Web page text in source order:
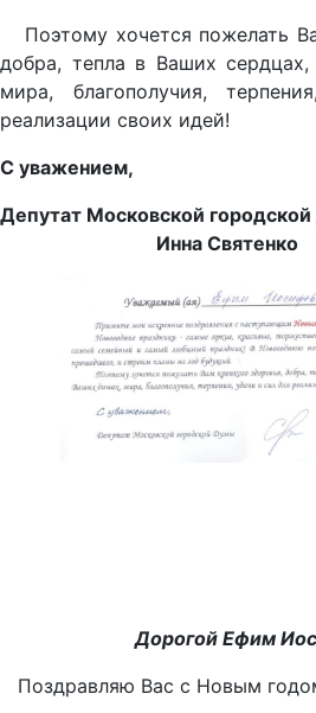
Поэтому хочется пожелать
добра, тепла в Ваших
мира, благополучия,
реализации своих идей!
С уважением,
Депутат Московской
Инна Святенко
Дорогой Ефим
Поздравляю Вас с Новым